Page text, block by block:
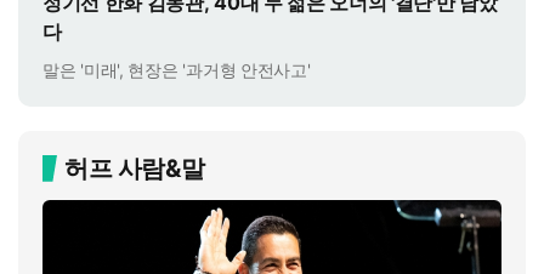
다
말은 '미래', 현장은 '과거형 안전사고'
허프 사람&말